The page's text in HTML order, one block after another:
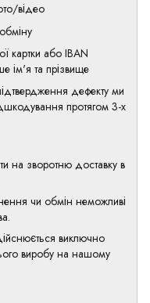
відео
картки або IBAN
ім'я та прізвище
дефекту ми
протягом 3-х
на зворотню доставку в
чи обмін неможливі
виключно
виробу на нашому